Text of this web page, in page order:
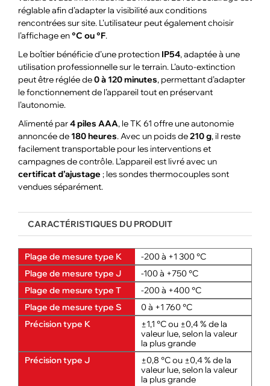
réglable afin d’adapter la visibilité aux conditions
rencontrées sur site. L’utilisateur peut également choisir
l’affichage en°C ou °F.
Le boîtier bénéficie d’une protection IP54, adaptée à une
utilisation professionnelle sur le terrain. L’auto-extinction
peut être réglée de0 à 120 minutes, permettant d’adapter
le fonctionnement de l’appareil tout en préservant
l’autonomie.
Alimenté par4 piles AAA, le TK 61 offre une autonomie
annoncée de 180 heures. Avec un poids de210 g, il reste
facilement transportable pour les interventions et
campagnes de contrôle. L’appareil est livré avec un
certificat d’ajustage ; les sondes thermocouples sont
vendues séparément.
CARACTÉRISTIQUES DU PRODUIT
Plage de mesure type K
-200 à +1 300 °C
Plage de mesure type J
-100 à +750 °C
Plage de mesure type T
-200 à +400 °C
Plage de mesure type S
0 à +1 760 °C
Précision type K
±1,1 °C ou ±0,4 % de la
valeur lue, selon la valeur
la plus grande
Précision type J
±0,8 °C ou ±0,4 % de la
valeur lue, selon la valeur
la plus grande